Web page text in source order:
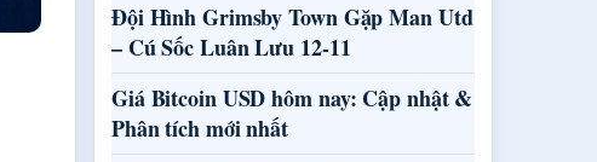
Đội Hình Grimsby Town Gặp Man Utd
– Cú Sốc Luân Lưu 12-11
Giá Bitcoin USD hôm nay: Cập nhật &
Phân tích mới nhất